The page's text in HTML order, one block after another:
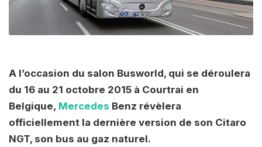
A l’occasion du salon Busworld, qui se déroulera
du 16 au 21 octobre 2015 à Courtrai en
Belgique, Mercedes Benz révèlera
officiellement la dernière version de son Citaro
NGT, son bus au gaz naturel.